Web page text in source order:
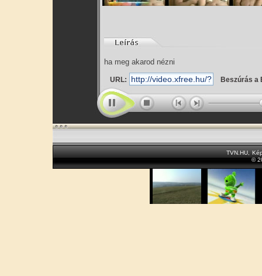
ha meg akarod nézni
URL: Beszúrás a
TVN.HU
©